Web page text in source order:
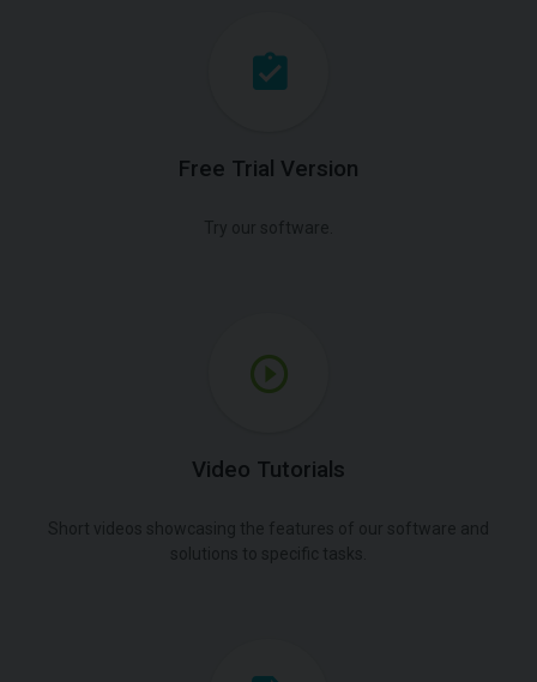
Free Trial Version
Video Tutorials